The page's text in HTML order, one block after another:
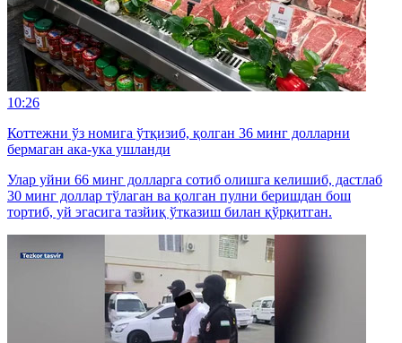
10:26
Коттежни ўз номига ўтқизиб, қолган 36 минг долларни
бермаган ака-ука ушланди
Улар уйни 66 минг долларга сотиб олишга келишиб, дастлаб
30 минг доллар тўлаган ва қолган пулни беришдан бош
тортиб, уй эгасига тазйиқ ўтказиш билан қўрқитган.